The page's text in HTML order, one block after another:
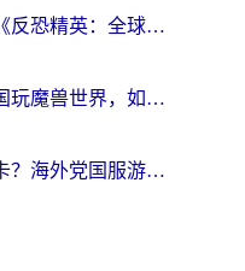
身在海外，如何找回《反恐精英：全球攻势》国服的丝滑手感？一份给你的终极指南
从纽约到暴风城：美国玩魔兽世界，如何找到你的最佳网络航线
日本怎么玩奥拉星不卡？海外党国服游戏加速器选择全攻略